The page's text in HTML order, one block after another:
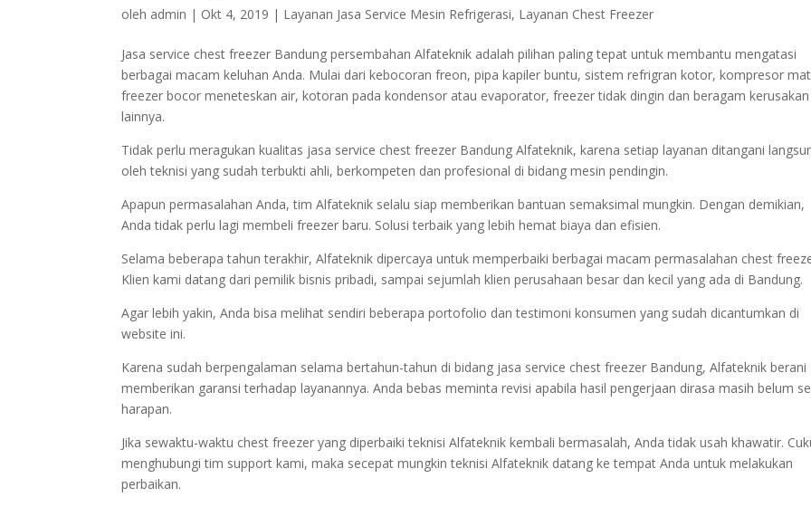
oleh admin | Okt 4, 2019 | Layanan Jasa Service Mesin Refrigerasi, Layanan Chest Freezer
Jasa service chest freezer Bandung persembahan Alfateknik adalah pilihan paling tepat untuk membantu mengatasi
berbagai macam keluhan Anda. Mulai dari kebocoran freon, pipa kapiler buntu, sistem refrigran kotor, kompresor
freezer bocor meneteskan air, kotoran pada kondensor atau evaporator, freezer tidak dingin dan beragam kerusakan
lainnya.
Tidak perlu meragukan kualitas jasa service chest freezer Bandung Alfateknik, karena setiap layanan ditangani
oleh teknisi yang sudah terbukti ahli, berkompeten dan profesional di bidang mesin pendingin.
Apapun permasalahan Anda, tim Alfateknik selalu siap memberikan bantuan semaksimal mungkin. Dengan demikian,
Anda tidak perlu lagi membeli freezer baru. Solusi terbaik yang lebih hemat biaya dan efisien.
Selama beberapa tahun terakhir, Alfateknik dipercaya untuk memperbaiki berbagai macam permasalahan chest
Klien kami datang dari pemilik bisnis pribadi, sampai sejumlah klien perusahaan besar dan kecil yang ada di Bandung.
Agar lebih yakin, Anda bisa melihat sendiri beberapa portofolio dan testimoni konsumen yang sudah dicantumkan di
website ini.
Karena sudah berpengalaman selama bertahun-tahun di bidang jasa service chest freezer Bandung, Alfateknik berani
memberikan garansi terhadap layanannya. Anda bebas meminta revisi apabila hasil pengerjaan dirasa masih belum
harapan.
Jika sewaktu-waktu chest freezer yang diperbaiki teknisi Alfateknik kembali bermasalah, Anda tidak usah khawatir.
menghubungi tim support kami, maka secepat mungkin teknisi Alfateknik datang ke tempat Anda untuk melakukan
perbaikan.